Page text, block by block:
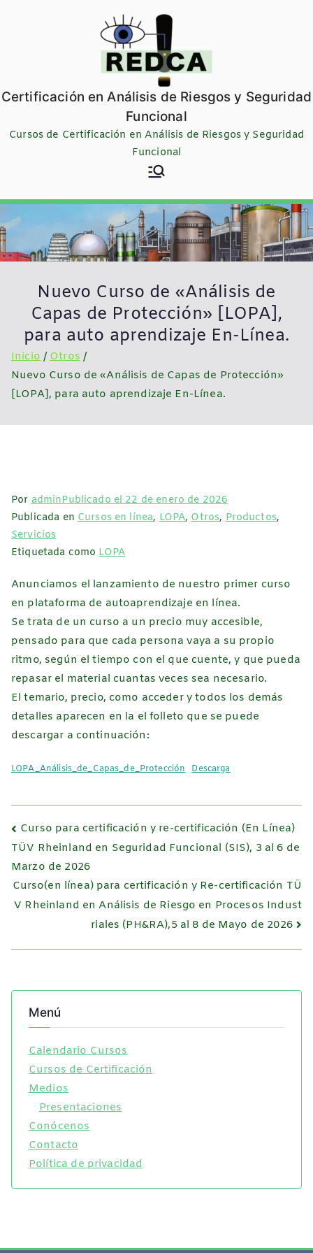
Certificación en Análisis de Riesgos y Seguridad
Funcional
Cursos de Certificación en Análisis de Riesgos y Seguridad
Funcional
Nuevo Curso de «Análisis de
Capas de Protección» [LOPA],
para auto aprendizaje En-Línea.
Inicio
Otros
Nuevo Curso de «Análisis de Capas de Protección»
[LOPA], para auto aprendizaje En-Línea.
PoradminPublicado el22 de enero de 2026
Publicada en Cursos en línea,LOPA,Otros,Productos,
Servicios
Etiquetada comoLOPA
Anunciamos el lanzamiento de nuestro primer curso
en plataforma de autoaprendizaje en línea.
Se trata de un curso a un precio muy accesible,
pensado para que cada persona vaya a su propio
ritmo, según el tiempo con el que cuente, y que pueda
repasar el material cuantas veces sea necesario.
El temario, precio, como acceder y todos los demás
detalles aparecen en la el folleto que se puede
descargar a continuación:
LOPA_Análisis_de_Capas_de_Protección Descarga
Navegación
de
entradas
Curso para certificación y re-certificación (En Línea)
TÜV Rheinland en Seguridad Funcional (SIS), 3 al 6 de
Marzo de 2026
Curso(en línea) para certificación y Re-certificación TÜ
V Rheinland en Análisis de Riesgo en Procesos Indust
riales (PH&RA),5 al 8 de Mayo de 2026
Menú
Calendario Cursos
Cursos de Certificación
Medios
Presentaciones
Conócenos
Contacto
Política de privacidad